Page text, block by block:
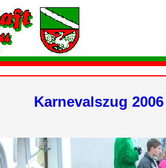
Karnevalszug 2006